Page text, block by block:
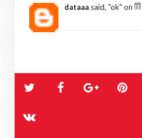
dataaa said, "ok" on